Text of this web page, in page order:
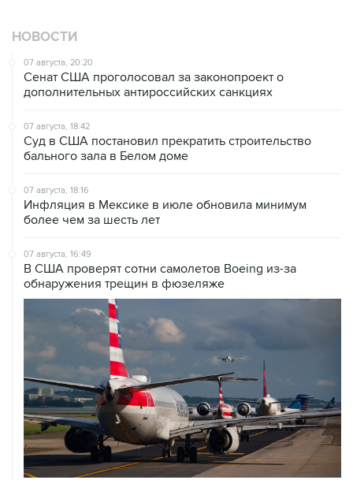
07 августа, 20:20
Сенат США проголосовал за законопроект о
дополнительных антироссийских санкциях
07 августа, 18:42
бального зала в Белом доме
07 августа, 18:16
более чем за шесть лет
07 августа, 16:49
обнаружения трещин в фюзеляже
07 августа, 16:05